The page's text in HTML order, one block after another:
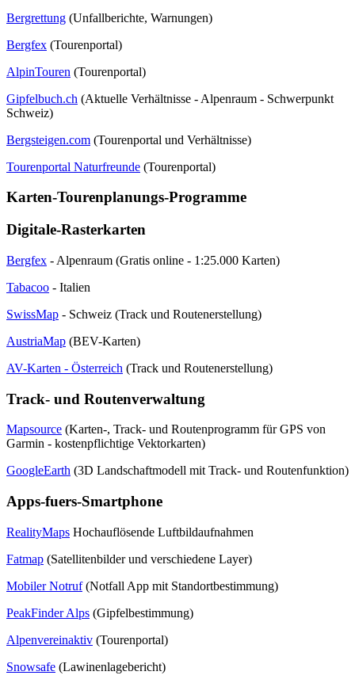
Bergrettung (Unfallberichte, Warnungen)
Bergfex (Tourenportal)
AlpinTouren (Tourenportal)
Gipfelbuch.ch (Aktuelle Verhältnisse - Alpenraum - Schwerpunkt
Schweiz)
Bergsteigen.com (Tourenportal und Verhältnisse)
Tourenportal Naturfreunde (Tourenportal)
Karten-Tourenplanungs-Programme
Digitale-Rasterkarten
Bergfex - Alpenraum (Gratis online - 1:25.000 Karten)
Tabacoo - Italien
SwissMap - Schweiz (Track und Routenerstellung)
AustriaMap (BEV-Karten)
AV-Karten - Österreich (Track und Routenerstellung)
Track- und Routenverwaltung
Mapsource (Karten-, Track- und Routenprogramm für GPS von
Garmin - kostenpflichtige Vektorkarten)
GoogleEarth (3D Landschaftmodell mit Track- und Routenfunktion)
Apps-fuers-Smartphone
RealityMaps Hochauflösende Luftbildaufnahmen
Fatmap (Satellitenbilder und verschiedene Layer)
Mobiler Notruf(Notfall App mit Standortbestimmung)
PeakFinder Alps (Gipfelbestimmung)
Alpenvereinaktiv (Tourenportal)
Snowsafe (Lawinenlagebericht)